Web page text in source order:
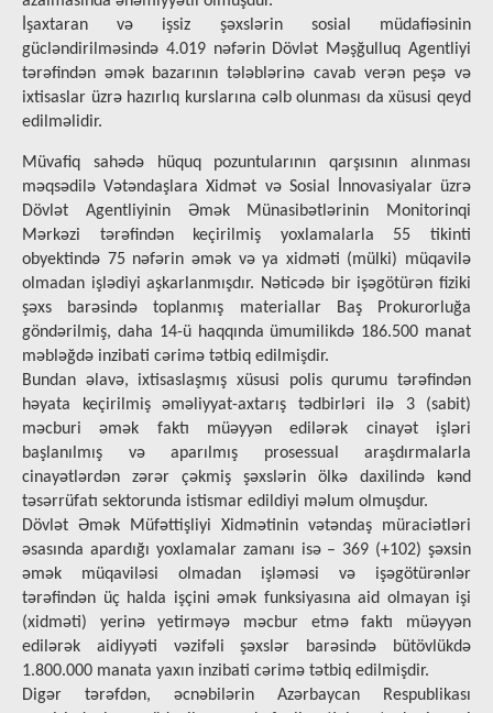
İşaxtaran və işsiz şəxslərin sosial müdafiəsinin
gücləndirilməsində 4.019 nəfərin Dövlət Məşğulluq Agentliyi
tərəfindən əmək bazarının tələblərinə cavab verən peşə və
ixtisaslar üzrə hazırlıq kurslarına cəlb olunması da xüsusi qeyd
edilməlidir.
Müvafiq sahədə hüquq pozuntularının qarşısının alınması
məqsədilə Vətəndaşlara Xidmət və Sosial İnnovasiyalar üzrə
Dövlət Agentliyinin Əmək Münasibətlərinin Monitorinqi
Mərkəzi tərəfindən keçirilmiş yoxlamalarla 55 tikinti
obyektində 75 nəfərin əmək və ya xidməti (mülki) müqavilə
olmadan işlədiyi aşkarlanmışdır. Nəticədə bir işəgötürən fiziki
şəxs barəsində toplanmış materiallar Baş Prokurorluğa
göndərilmiş, daha 14-ü haqqında ümumilikdə 186.500 manat
məbləğdə inzibati cərimə tətbiq edilmişdir.
Bundan əlavə, ixtisaslaşmış xüsusi polis qurumu tərəfindən
həyata keçirilmiş əməliyyat-axtarış tədbirləri ilə 3 (sabit)
məcburi əmək faktı müəyyən edilərək cinayət işləri
başlanılmış və aparılmış prosessual araşdırmalarla
cinayətlərdən zərər çəkmiş şəxslərin ölkə daxilində kənd
təsərrüfatı sektorunda istismar edildiyi məlum olmuşdur.
Dövlət Əmək Müfəttişliyi Xidmətinin vətəndaş müraciətləri
əsasında apardığı yoxlamalar zamanı isə – 369 (+102) şəxsin
əmək müqaviləsi olmadan işləməsi və işəgötürənlər
tərəfindən üç halda işçini əmək funksiyasına aid olmayan işi
(xidməti) yerinə yetirməyə məcbur etmə faktı müəyyən
edilərək aidiyyəti vəzifəli şəxslər barəsində bütövlükdə
1.800.000 manata yaxın inzibati cərimə tətbiq edilmişdir.
Digər tərəfdən, əcnəbilərin Azərbaycan Respublikası